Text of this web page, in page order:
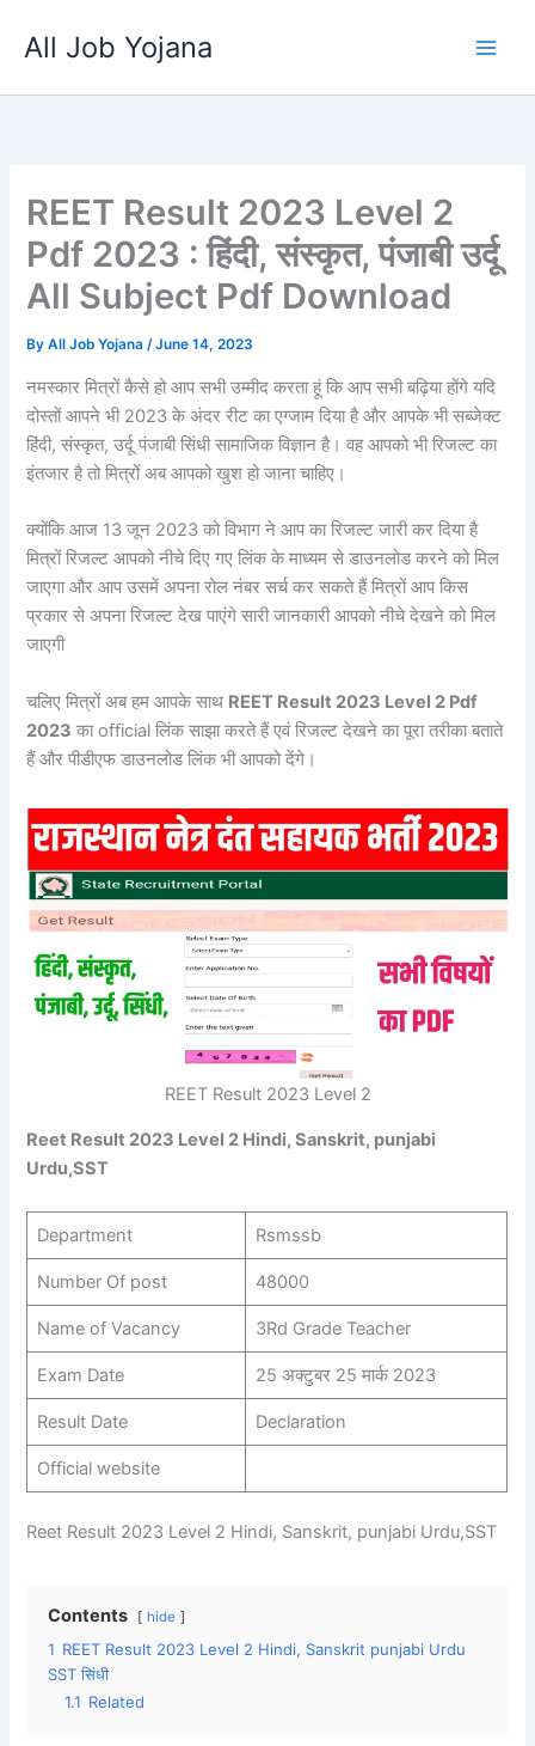
All Job Yojana
REET Result 2023 Level 2
Pdf 2023 : हिंदी, संस्कृत, पंजाबी उर्दू
All Subject Pdf Download
ByAll Job Yojana/June 14, 2023
नमस्कार मित्रों कैसे हो आप सभी उम्मीद करता हूं कि आप सभी बढ़िया होंगे यदि
दोस्तों आपने भी 2023 के अंदर रीट का एग्जाम दिया है और आपके भी सब्जेक्ट
हिंदी, संस्कृत, उर्दू पंजाबी सिंधी सामाजिक विज्ञान है। वह आपको भी रिजल्ट का
इंतजार है तो मित्रों अब आपको खुश हो जाना चाहिए।
क्योंकि आज 13 जून 2023 को विभाग ने आप का रिजल्ट जारी कर दिया है
मित्रों रिजल्ट आपको नीचे दिए गए लिंक के माध्यम से डाउनलोड करने को मिल
जाएगा और आप उसमें अपना रोल नंबर सर्च कर सकते हैं मित्रों आप किस
प्रकार से अपना रिजल्ट देख पाएंगे सारी जानकारी आपको नीचे देखने को मिल
जाएगी
चलिए मित्रों अब हम आपके साथ REET Result 2023 Level 2 Pdf
2023 का official लिंक साझा करते हैं एवं रिजल्ट देखने का पूरा तरीका बताते
हैं और पीडीएफ डाउनलोड लिंक भी आपको देंगे।
REET Result 2023 Level 2
Reet Result 2023 Level 2 Hindi, Sanskrit, punjabi
Urdu,SST
Department Rsmssb
Number Of post 48000
Name of Vacancy 3Rd Grade Teacher
Exam Date 25 अक्टुबर 25 मार्क 2023
Result Date Declaration
Official website
Reet Result 2023 Level 2 Hindi, Sanskrit, punjabi Urdu,SST
Contents hide
1 REET Result 2023 Level 2 Hindi, Sanskrit punjabi Urdu
SST सिंधी
1.1 Related